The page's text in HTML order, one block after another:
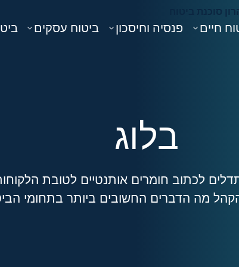
חיים פנסיה וחיסכון ביטוח עסקים
בלוג
לכתוב חומרים אותנטיים לטובת
מה הדברים החשובים ביותר בתחומי